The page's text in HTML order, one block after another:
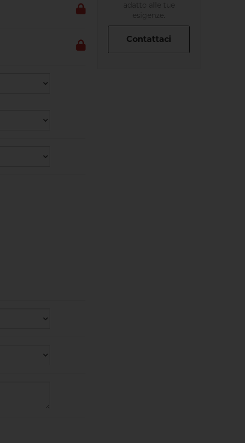
adatto alle tue
esigenze.
Contattaci